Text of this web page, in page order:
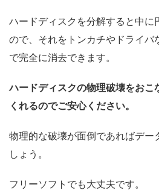
ハードディスクを分解すると中に
ので、それをトンカチやドライバ
で完全に消去できます。
ハードディスクの物理破壊をおこ
くれるのでご安心ください。
物理的な破壊が面倒であればデー
しょう。
フリーソフトでも大丈夫です。